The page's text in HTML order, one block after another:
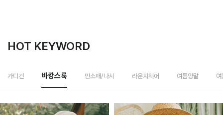
HOT KEYWORD
가디건 바캉스룩 민소매/나시 라운지웨어 여름양말